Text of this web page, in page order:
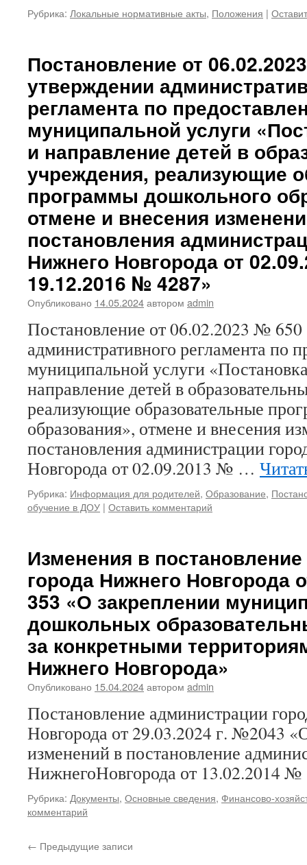
Рубрика: Локальные нормативные акты, Положения |
Постановление от
утверждении
регламента по
муниципальной услуги
и направление детей в
учреждения, реализующие
программы дошкольного
отмене и внесения
постановления
Нижнего Новгорода от
19.12.2016 № 4287»
Опубликовано 14.05.2024автором admin
Постановление от 06.02.2023 №
административного регламента по
муниципальной услуги
направление детей в
реализующие образовательные
образования», отмене и внесения
постановления администрации
Новгорода от 02.09.2013 № …
Рубрика: Информация для родителей, Образование,
обучение в ДОУ | Оставить комментарий
Изменения в
города Нижнего Новгорода
353 «О закреплении
дошкольных
за конкретными
Нижнего Новгорода»
Опубликовано 15.04.2024автором admin
Постановление администрации
Новгорода от 29.03.2024 г. №2043
изменений в постановление
НижнегоНовгорода от 13.02.2014 №
Рубрика: Документы, Основные сведения, Финансово-
комментарий
← Предыдущие записи